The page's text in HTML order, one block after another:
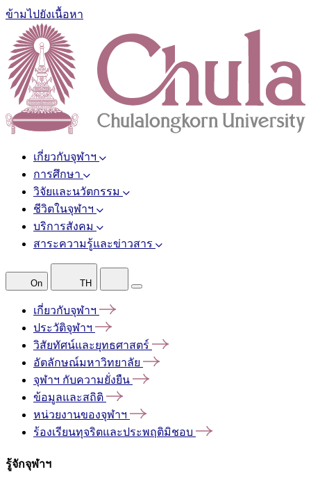
ข้ามไปยังเนื้อหา
เกี่ยวกับจุฬาฯ
การศึกษา
วิจัยและนวัตกรรม
ชีวิตในจุฬาฯ
บริการสังคม
สาระความรู้และข่าวสาร
On TH
เกี่ยวกับจุฬาฯ
ประวัติจุฬาฯ
วิสัยทัศน์และยุทธศาสตร์
อัตลักษณ์มหาวิทยาลัย
จุฬาฯ กับความยั่งยืน
ข้อมูลและสถิติ
หน่วยงานของจุฬาฯ
ร้องเรียนทุจริตและประพฤติมิชอบ
รู้จักจุฬาฯ